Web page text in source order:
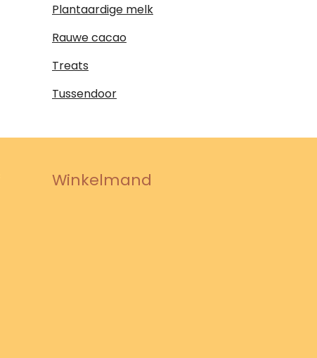
Plantaardige melk
Rauwe cacao
Treats
Tussendoor
Winkelmand